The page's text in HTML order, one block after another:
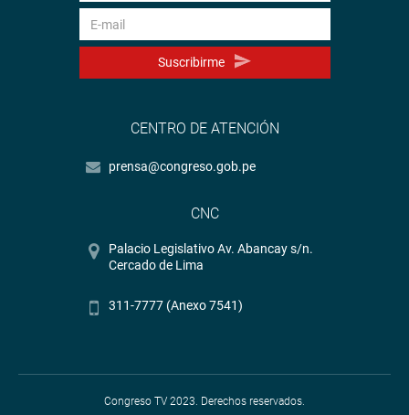
Suscribirme
CENTRO DE ATENCIÓN
prensa@congreso.gob.pe
CNC
Palacio Legislativo Av. Abancay s/n.
Cercado de Lima
311-7777 (Anexo 7541)
Congreso TV 2023. Derechos reservados.